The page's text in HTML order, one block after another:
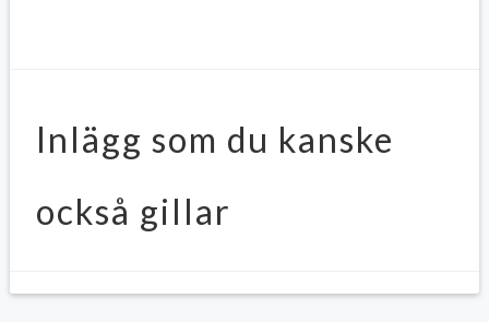
Inlägg som du kanske
också gillar